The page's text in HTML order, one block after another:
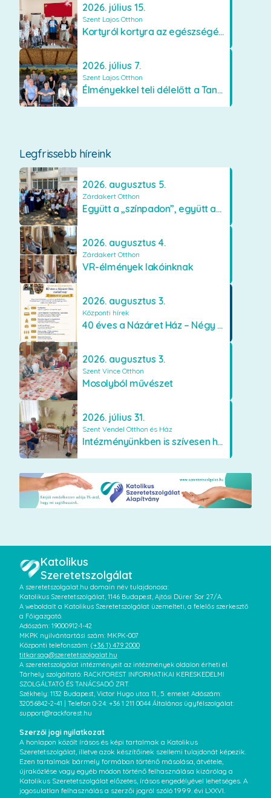
2026. július 15.
Szent Lajos Otthon
Kortyról kortyra az egészségért!
2026. július 7.
Szent Lajos Otthon
Élményekkel teli délelőtt a Tanyacsárdában
Legfrissebb híreink
2026. augusztus 5.
Zárdakert Otthon
Együtt a „színpadon”, együtt az élményekért 🎭✨
2026. augusztus 4.
Zárdakert Otthon
VR-élmények lakóinknak
2026. augusztus 3.
Központi hírek
40 éves a Názáret Ház – Négy évtized szeretetben és gondoskodásban
2026. augusztus 3.
Szent Vince Otthon
Mosolyból művészet
2026. július 31.
Szent Vendel Otthon és Ház
Intézményünkben is szívesen használják a VR szemüveget
Katolikus
Szeretetszolgálat
A szeretetszolgalat.hu domain név tulajdonosa:
Katolikus Szeretetszolgálat, 1146 Budapest, Ajtósi Dürer Sor 27/A.
A weboldalt a Katolikus Szeretetszolgálat üzemelteti, a felelős szerkesztő
a Főigazgató.
Adószám: 19000912-1-42
MKPK nyilvántartási szám: MKPK-007
Központi telefonszám: (+36 1) 479 2000
titkarsag@szeretetszolgalat.hu
A szeretetszolgálat intézményeit az intézmények oldalon érheti el.
Tárhely szolgáltató: RACKFOREST INFORMATIKAI KERESKEDELMI
SZOLGÁLTATÓ ÉS TANÁCSADÓ ZRT.
Székhely: 1132 Budapest, Victor Hugo utca 11., 5. emelet Adószám:
32056842-2-41 | Telefon 0-24: +36 1 211 0044 Általános ügyfélszolgálat:
support@rackforest.hu
Szerzői jogi nyilatkozat
A honlapon közölt írásos és képi tartalmak a Katolikus
Szeretetszolgálat, illetve azok készítőinek szellemi tulajdonát képezik.
Ezen tartalmak bármely formában történő másolása, átvétele,
újraközlése vagy egyéb módon történő felhasználása kizárólag a
Katolikus Szeretetszolgálat előzetes, írásos engedélyével lehetséges. A
jogosulatlan felhasználás a szerzői jogról szóló 1999. évi LXXVI.